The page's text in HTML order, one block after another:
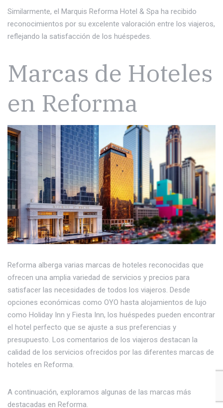
Similarmente, el Marquis Reforma Hotel & Spa ha recibido
reconocimientos por su excelente valoración entre los viajeros,
reflejando la satisfacción de los huéspedes.
Marcas de Hoteles
en Reforma
Reforma alberga varias marcas de hoteles reconocidas que
ofrecen una amplia variedad de servicios y precios para
satisfacer las necesidades de todos los viajeros. Desde
opciones económicas como OYO hasta alojamientos de lujo
como Holiday Inn y Fiesta Inn, los huéspedes pueden encontrar
el hotel perfecto que se ajuste a sus preferencias y
presupuesto. Los comentarios de los viajeros destacan la
calidad de los servicios ofrecidos por las diferentes marcas de
hoteles en Reforma.
A continuación, exploramos algunas de las marcas más
destacadas en Reforma.